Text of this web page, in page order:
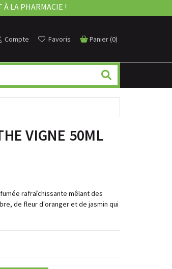
LA PHARMACIE !
Compte Favoris Panier(0)
VIGNE 50ML
rafraîchissante mêlant des
de fleur d'oranger et de jasmin qui